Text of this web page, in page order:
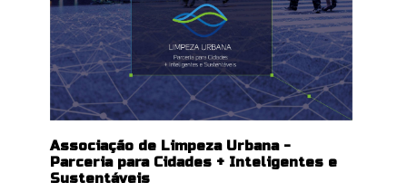
Associação de Limpeza Urbana -
Parceria para Cidades + Inteligentes e
Sustentáveis